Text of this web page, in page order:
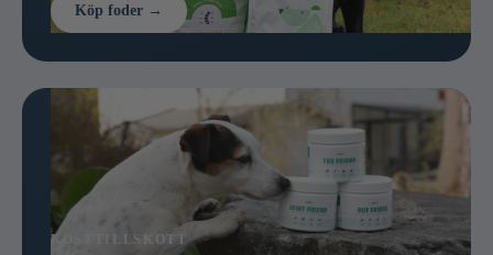
Köp foder →
KOSTTILLSKOTT